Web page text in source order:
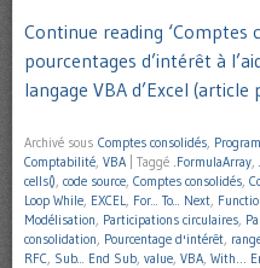
Continue reading ‘Comptes
pourcentages d’intérêt à
langage VBA d’Excel (article
Archivé sous Comptes consolidés
Comptabilité VBA Taggé .FormulaArray
cells() code source Comptes consolidés
Loop While EXCEL For... To... Next
Modélisation Participations circulaires
consolidation Pourcentage d'intérêt
RFC Sub... End Sub value VBA With…